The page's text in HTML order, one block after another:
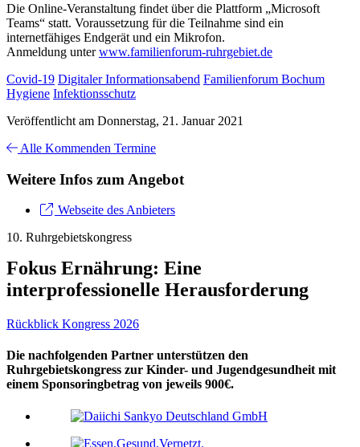
Die Online-Veranstaltung findet über die Plattform „Microsoft
Teams“ statt. Voraussetzung für die Teilnahme sind ein
internetfähiges Endgerät und ein Mikrofon.
Anmeldung unterwww.familienforum-ruhrgebiet.de
Covid-19 Digitaler Informationsabend Familienforum Bochum
Hygiene Infektionsschutz
Veröffentlicht am Donnerstag, 21. Januar 2021
Alle Kommenden Termine
Weitere Infos zum Angebot
Webseite des Anbieters
10. Ruhrgebietskongress
Fokus Ernährung: Eine
interprofessionelle Herausforderung
Rückblick Kongress 2026
Die nachfolgenden Partner unterstützen den
Ruhrgebietskongress zur Kinder- und Jugendgesundheit mit
einem Sponsoringbetrag von jeweils 900€.